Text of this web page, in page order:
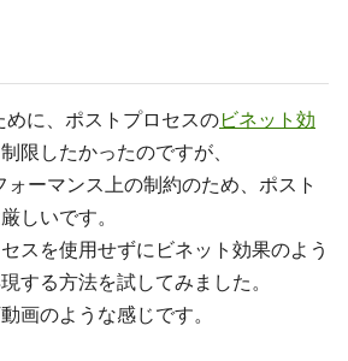
に、ポストプロセスのビネット効
限したかったのですが、
ーマンス上の制約のため、ポスト
しいです。
スを使用せずにビネット効果のよう
する方法を試してみました。
画のような感じです。